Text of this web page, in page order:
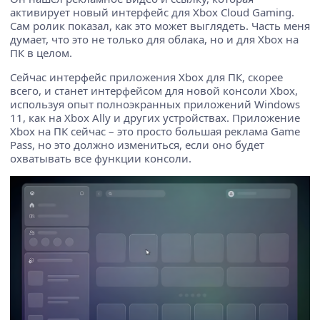
активирует новый интерфейс для Xbox Cloud Gaming.
Сам ролик показал, как это может выглядеть. Часть меня
думает, что это не только для облака, но и для Xbox на
ПК в целом.
Сейчас интерфейс приложения Xbox для ПК, скорее
всего, и станет интерфейсом для новой консоли Xbox,
используя опыт полноэкранных приложений Windows
11, как на Xbox Ally и других устройствах. Приложение
Xbox на ПК сейчас – это просто большая реклама Game
Pass, но это должно измениться, если оно будет
охватывать все функции консоли.